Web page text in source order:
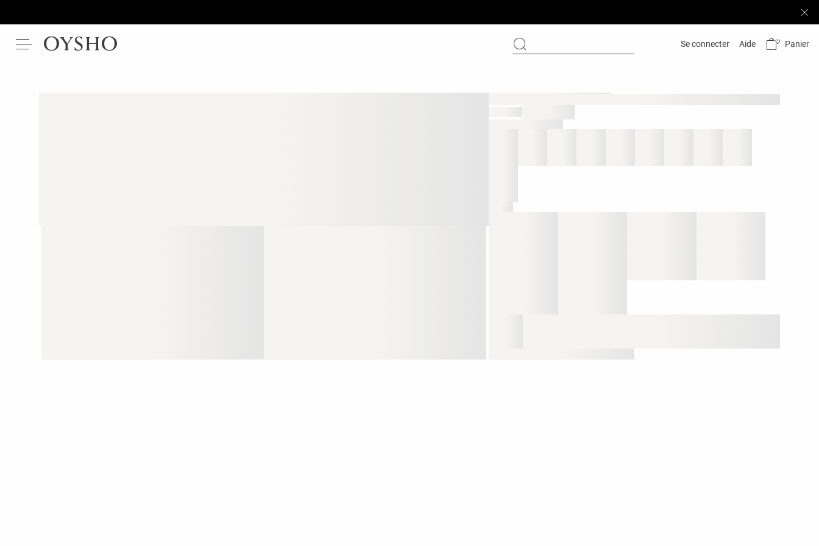
Se connecter Aide Panier